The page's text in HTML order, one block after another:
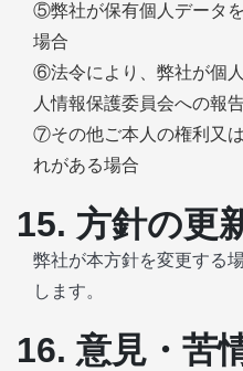
⑤弊社が保有個人データ
場合
⑥法令により、弊社が個
人情報保護委員会への報
⑦その他ご本人の権利又
れがある場合
15. 方針の更
弊社が本方針を変更する
します。
16. 意見・苦